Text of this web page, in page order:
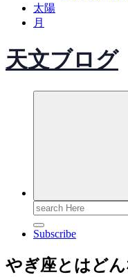
太陽
月
天文ブログ
Search
for:
Subscribe
やぎ座とはど